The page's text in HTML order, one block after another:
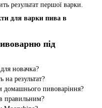
результат першої варки.
для варки пива в
під
новачка?
результат?
домашнього пивоваріння?
правильним?